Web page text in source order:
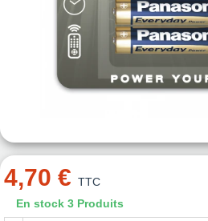
4,70 € TTC
En stock 3 Produits